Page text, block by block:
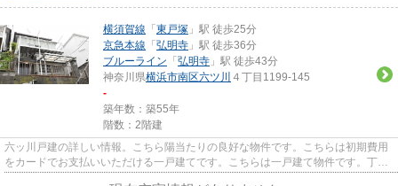
横須賀線 「 東戸塚 」駅 徒歩25分
京急本線 「 弘明寺 」駅 徒歩36分
ブルーライン 「 弘明寺 」駅 徒歩43分
神奈川県横浜市南区六ツ川 ４丁目1199-145
-
築年数：築55年
階数：2階建
六ッ川戸建の詳しい情報。こちら陽当たりの良好な物件です。こちらは初期費用
をカードでお支払いいただける一戸建てです。こちらは一戸建て物件です。丁寧